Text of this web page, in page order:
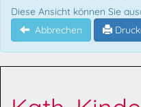
Diese Ansicht können Sie
Abbrechen